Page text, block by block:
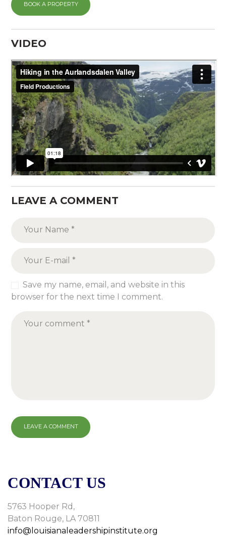
BOOK A PROPERTY
VIDEO
LEAVE A COMMENT
Save my name, email, and website in this
browser for the next time I comment.
CONTACT US
5763 Hooper Rd,
Baton Rouge, LA 70811
info@louisianaleadershipinstitute.org